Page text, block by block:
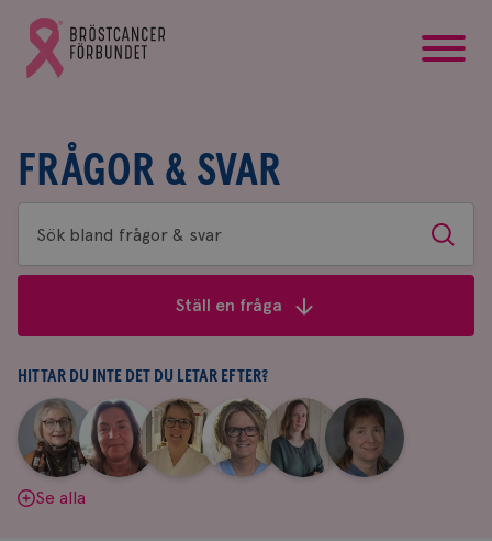
Gå
till
Bröstcancerförbundets
FRÅGOR & SVAR
Sök
bland
&
svar
Sök
Ställ en fråga
HITTAR DU INTE DET DU LETAR EFTER?
Aina
Johnsson
|
Anne
Andersson
Fredrika
Killander
|
Jeanette
Bäcklund
|
Maria
Edegran
|
Yvette
Andersson
Se alla